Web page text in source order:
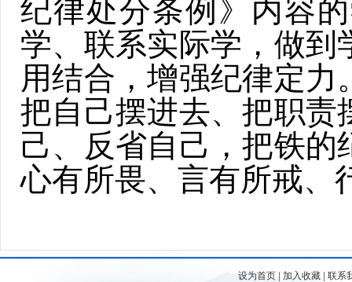
纪律处分条例》内容
学、联系实际学，做到
用结合，增强纪律定
把自己摆进去、把职责
己、反省自己，把铁
心有所畏、言有所戒、
设为首页 加入收藏 联系